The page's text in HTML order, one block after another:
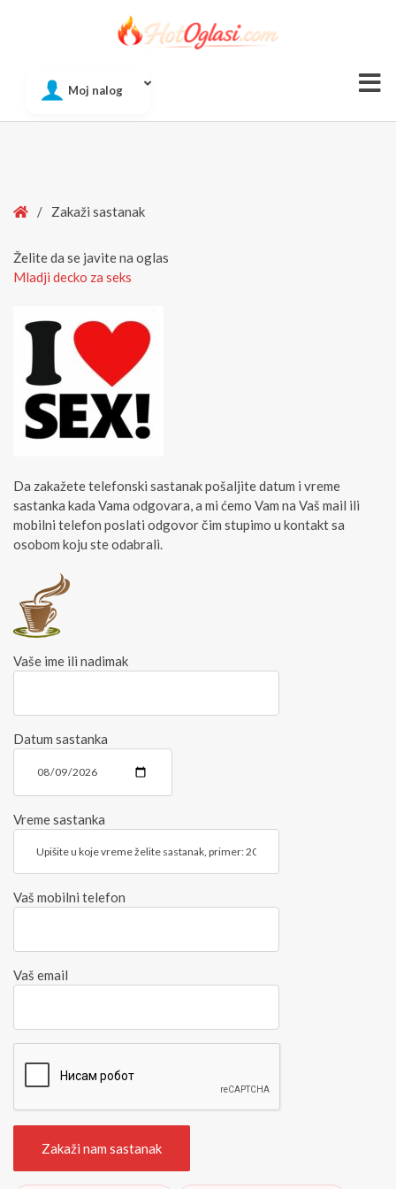
Moj nalog
Home
/ Zakaži sastanak
Želite da se javite na oglas
Mladji decko za seks
Da zakažete telefonski sastanak pošaljite datum i vreme
sastanka kada Vama odgovara, a mi ćemo Vam na Vaš mail ili
mobilni telefon poslati odgovor čim stupimo u kontakt sa
osobom koju ste odabrali.
Vaše ime ili nadimak
Datum sastanka
Vreme sastanka
Vaš mobilni telefon
Vaš email